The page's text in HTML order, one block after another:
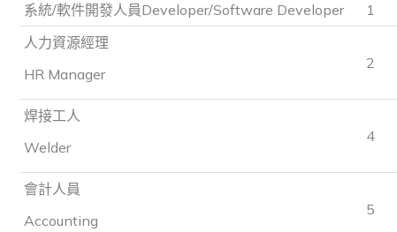
系統/軟件開發人員Developer/Software Developer 1
人力資源經理
HR Manager
2
焊接工人
Welder
4
會計人員
Accounting
5